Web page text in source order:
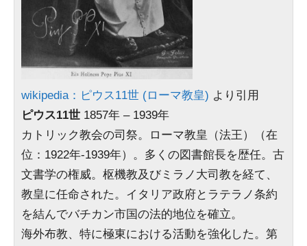
wikipedia：ピウス11世 (ローマ教皇) より引用
ピウス11世 1857年 – 1939年
カトリック教会の司祭。ローマ教皇（法王）（在
位：1922年-1939年）。多くの図書館長を歴任。古
文書学の権威。枢機教及びミラノ大司教を経て、
教皇に任命された。イタリア政府とラテラノ条約
を結んでバチカン市国の法的地位を確立。
海外布教、特に極東における活動を強化した。第